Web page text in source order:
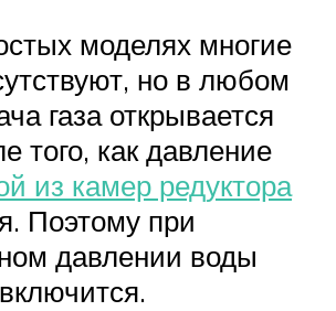
моделях многие
но в любом
газа открывается
того, как давление
из камер редуктора
Поэтому при
давлении воды